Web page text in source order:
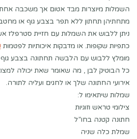
השמלות מיוצרות מבד אטום אך משכבה אחת
מתחתיהן תחתון ללא תפר בצבע גוף או
ניתן ללבוש את השמלות עם חזיית סטרפלז
כתפיות שקופות. או מדבקות איכותיות לפטמות
מומלץ ללבוש עם הלבשה תחתונה בצבע גוף
כל הבוטיק לבן , מה שאומר שאת יכולה
אירועי החתונה שלך או לחגים ועליה לתורה.
שמלות שיתאימו ל:
צילומי טראש וזוגיות
חתונה קטנה בחו”ל
שמלת כלה שניה